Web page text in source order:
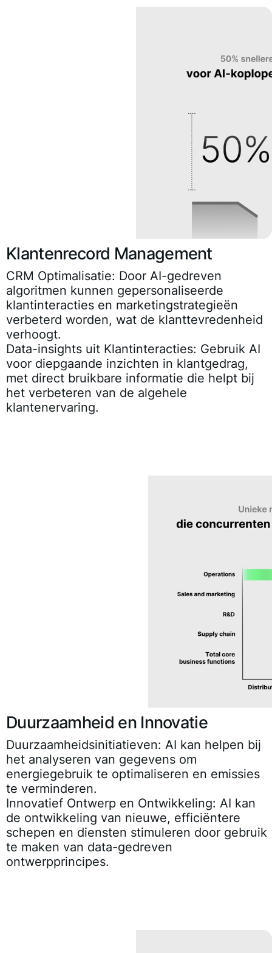
Klantenrecord Management
CRM Optimalisatie: Door AI-gedreven
algoritmen kunnen gepersonaliseerde
klantinteracties en marketingstrategieën
verbeterd worden, wat de klanttevredenheid
verhoogt.
Data-insights uit Klantinteracties: Gebruik AI
voor diepgaande inzichten in klantgedrag,
met direct bruikbare informatie die helpt bij
het verbeteren van de algehele
klantenervaring.
Duurzaamheid en Innovatie
Duurzaamheidsinitiatieven: AI kan helpen bij
het analyseren van gegevens om
energiegebruik te optimaliseren en emissies
te verminderen.
Innovatief Ontwerp en Ontwikkeling: AI kan
de ontwikkeling van nieuwe, efficiëntere
schepen en diensten stimuleren door gebruik
te maken van data-gedreven
ontwerpprincipes.